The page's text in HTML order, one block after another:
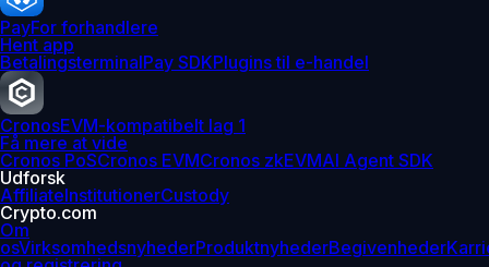
PayFor forhandlere
Hent app
BetalingsterminalPay SDKPlugins til e-handel
CronosEVM-kompatibelt lag 1
Få mere at vide
Cronos PoSCronos EVMCronos zkEVMAI Agent SDK
Udforsk
AffiliateInstitutionerCustody
Crypto.com
Om
osVirksomhedsnyhederProduktnyhederBegivenheder